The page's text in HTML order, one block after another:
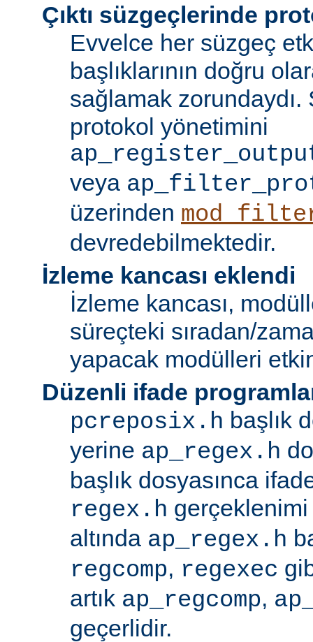
Çıktı süzgeçlerinde
Evvelce her süzgeç
başlıklarının doğru
sağlamak zorundaydı.
protokol yönetimini
veya
üzerinden
devredebilmektedir.
İzleme kancası eklendi
İzleme kancası,
süreçteki sıradan/
yapacak modülleri
Düzenli ifade
pcreposix.h başlık
yerine ap_regex.h
başlık dosyasınca
regex.h
altında ap_regex.h
regcomp, regexec
artık ap_regcomp,
geçerlidir.